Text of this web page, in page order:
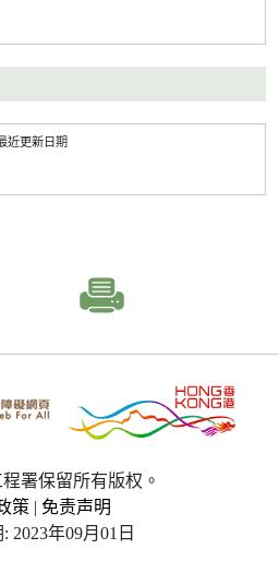
近更新日期
署保留所有版权。
策 | 免责声明
2023年09月01日